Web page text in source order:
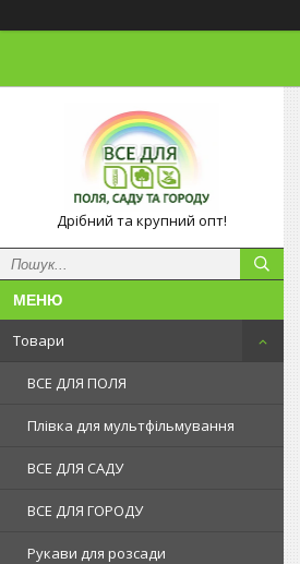
Дрібний та крупний опт!
Товари
ВСЕ ДЛЯ ПОЛЯ
Плівка для мультфільмування
ВСЕ ДЛЯ САДУ
ВСЕ ДЛЯ ГОРОДУ
Рукави для розсади